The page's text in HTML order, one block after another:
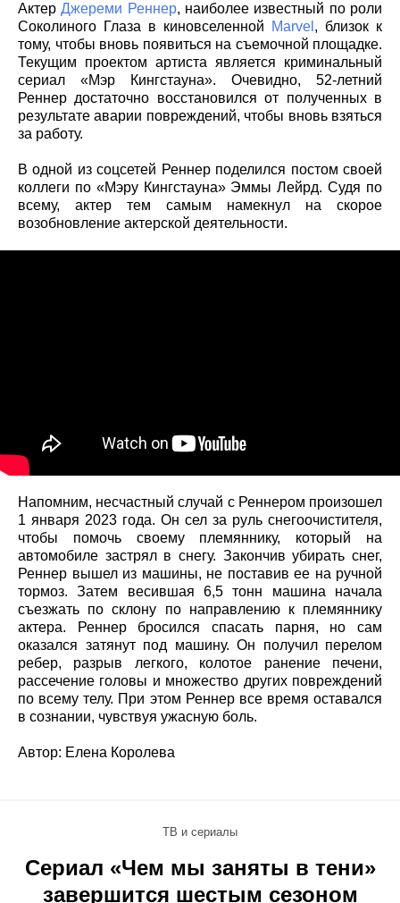
АктерДжереми Реннер, наиболее известный по роли
Соколиного Глаза в киновселенной
Marvel , близок к
тому, чтобы вновь появиться на съемочной площадке.
Текущим проектом артиста является криминальный
сериал «Мэр Кингстауна». Очевидно, 52-летний
Реннер достаточно восстановился от полученных в
результате аварии повреждений, чтобы вновь взяться
за работу.
В одной из соцсетей Реннер поделился постом своей
коллеги по «Мэру Кингстауна» Эммы Лейрд. Судя по
всему, актер тем самым намекнул на скорое
возобновление актерской деятельности.
Напомним, несчастный случай с Реннером произошел
1 января 2023 года. Он сел за руль снегоочистителя,
чтобы помочь своему племяннику, который на
автомобиле застрял в снегу. Закончив убирать снег,
Реннер вышел из машины, не поставив ее на ручной
тормоз. Затем весившая 6,5 тонн машина начала
съезжать по склону по направлению к племяннику
актера. Реннер бросился спасать парня, но сам
оказался затянут под машину. Он получил перелом
ребер, разрыв легкого, колотое ранение печени,
рассечение головы и множество других повреждений
по всему телу. При этом Реннер все время оставался
в сознании, чувствуя ужасную боль.
Автор: Елена Королева
ТВ и сериалы
Сериал «Чем мы заняты в тени»
завершится шестым сезоном